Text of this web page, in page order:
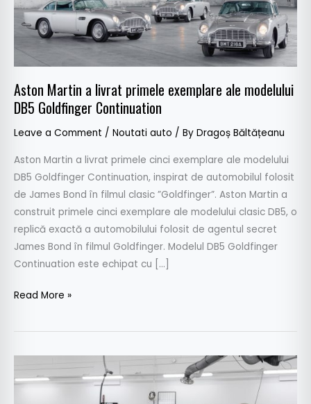
Aston Martin a livrat primele exemplare ale modelului
DB5 Goldfinger Continuation
Leave a Comment / Noutati auto / By Dragoș Băltățeanu
Aston Martin a livrat primele cinci exemplare ale modelului
DB5 Goldfinger Continuation, inspirat de automobilul folosit
de James Bond în filmul clasic ”Goldfinger”. Aston Martin a
construit primele cinci exemplare ale modelului clasic DB5, o
replică exactă a automobilului folosit de agentul secret
James Bond în filmul Goldfinger. Modelul DB5 Goldfinger
Continuation este echipat cu […]
modelului
DB5
Goldfinger
Continuation
Read More »
Martin